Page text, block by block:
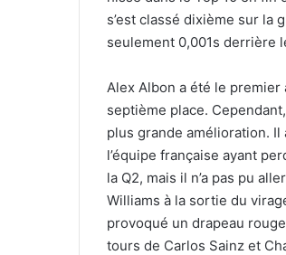
s’est classé dixième sur la
seulement 0,001s derrière
Alex Albon a été le
septième place.
plus grande amélioration. Il
l’équipe française ayant
la Q2, mais il n’a pas pu
Williams à la sortie du
provoqué un drapeau
tours de Carlos Sainz et